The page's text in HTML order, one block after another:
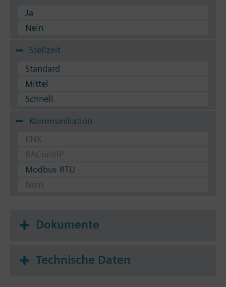
Ja
Nein
Stellzeit
Standard
Mittel
Schnell
Kommunikation
KNX
BACnet/IP
Modbus RTU
Nein
Dokumente
Technische Daten